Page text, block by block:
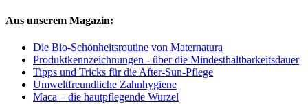
Aus unserem Magazin:
Die Bio-Schönheitsroutine von Maternatura
Produktkennzeichnungen - über die Mindesthaltbarkeitsdauer
Tipps und Tricks für die After-Sun-Pflege
Umweltfreundliche Zahnhygiene
Maca – die hautpflegende Wurzel